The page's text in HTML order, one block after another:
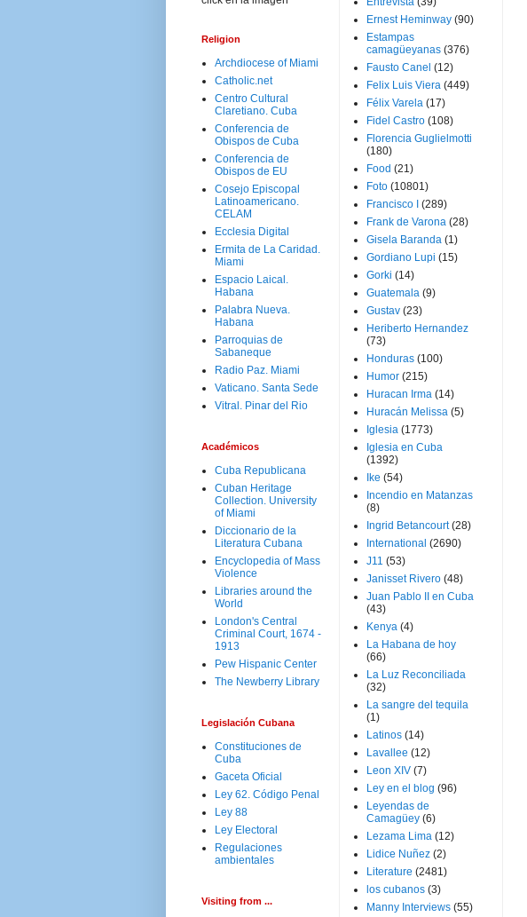
Religion
Archdiocese of Miami
Catholic.net
Centro Cultural
Claretiano. Cuba
Conferencia de
Obispos de Cuba
Conferencia de
Obispos de EU
Cosejo Episcopal
Latinoamericano.
CELAM
Ecclesia Digital
Ermita de La Caridad.
Miami
Espacio Laical.
Habana
Palabra Nueva.
Habana
Parroquias de
Sabaneque
Radio Paz. Miami
Vaticano. Santa Sede
Vitral. Pinar del Rio
Académicos
Cuba Republicana
Cuban Heritage
Collection. University
of Miami
Diccionario de la
Literatura Cubana
Encyclopedia of Mass
Violence
Libraries around the
World
London's Central
Criminal Court, 1674 -
1913
Pew Hispanic Center
The Newberry Library
Legislación Cubana
Constituciones de
Cuba
Gaceta Oficial
Ley 62. Código Penal
Ley 88
Ley Electoral
Regulaciones
ambientales
Visiting from ...
Ernest Heminway (90)
Estampas
camagüeyanas (376)
Fausto Canel (12)
Felix Luis Viera (449)
Félix Varela (17)
Fidel Castro (108)
Florencia Guglielmotti
(180)
Food (21)
Foto (10801)
Francisco I
(289)
Frank de Varona (28)
Gisela Baranda (1)
Gordiano Lupi (15)
Gorki (14)
Guatemala (9)
Gustav (23)
Heriberto Hernandez
(73)
Honduras (100)
Humor (215)
Huracan Irma (14)
Huracán Melissa (5)
Iglesia (1773)
Iglesia en Cuba
(1392)
Ike (54)
Incendio en Matanzas
(8)
Ingrid Betancourt (28)
International (2690)
J11 (53)
Janisset Rivero (48)
Juan Pablo II en Cuba
(43)
Kenya (4)
La Habana de hoy
(66)
La Luz Reconciliada
(32)
La sangre del tequila
(1)
Latinos (14)
Lavallee (12)
Leon XIV (7)
Ley en el blog (96)
Leyendas de
Camagüey (6)
Lezama Lima (12)
Lidice Nuñez (2)
Literature (2481)
los cubanos (3)
Manny Interviews (55)